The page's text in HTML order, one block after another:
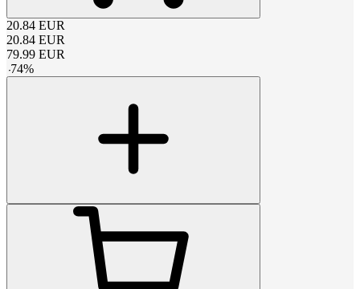
20.84 EUR
20.84 EUR
79.99 EUR
-74%